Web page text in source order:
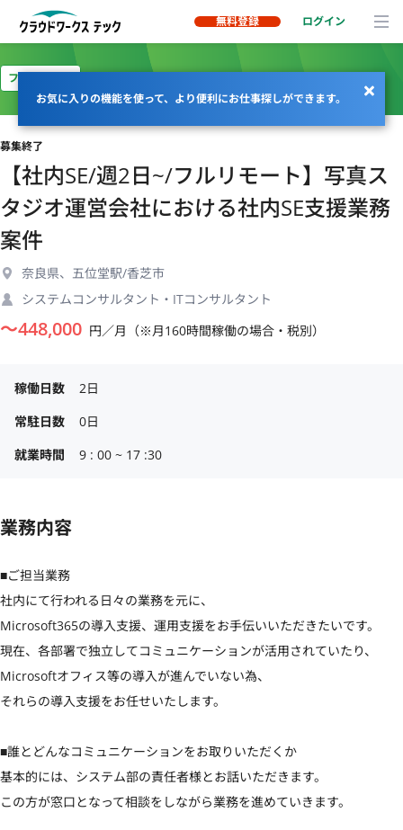
無料登録 ログイン
お気に入りの機能を使って、より便利にお仕事探しができます。
フルリモート
募集終了
【社内SE/週2日~/フルリモート】写真ス
タジオ運営会社における社内SE支援業務
案件
奈良県、五位堂駅/香芝市
システムコンサルタント・ITコンサルタント
〜448,000 円／月（※月160時間稼働の場合・税別）
稼働日数
2日
常駐日数
0日
就業時間
9 : 00 ~ 17 :30
業務内容
■ご担当業務
社内にて行われる日々の業務を元に、
Microsoft365の導入支援、運用支援をお手伝いいただきたいです。
現在、各部署で独立してコミュニケーションが活用されていたり、
Microsoftオフィス等の導入が進んでいない為、
それらの導入支援をお任せいたします。
■誰とどんなコミュニケーションをお取りいただくか
基本的には、システム部の責任者様とお話いただきます。
この方が窓口となって相談をしながら業務を進めていきます。